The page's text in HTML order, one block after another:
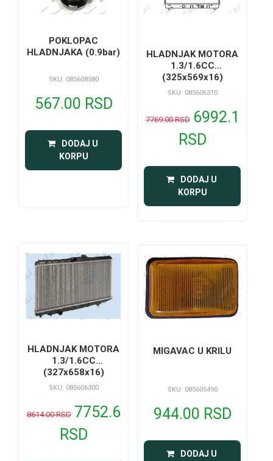
POKLOPAC
HLADNJAKA (0.9bar)
SKU: 085608580
567.00 RSD
DODAJ U
KORPU
HLADNJAK MOTORA
1.3/1.6CC
(325x569x16)
SKU: 085606310
7769.00 RSD 6992.1
RSD
DODAJ U
KORPU
HLADNJAK MOTORA
1.3/1.6CC
(327x658x16)
SKU: 085606300
8614.00 RSD 7752.6
RSD
MIGAVAC U KRILU
SKU: 085605490
944.00 RSD
DODAJ U